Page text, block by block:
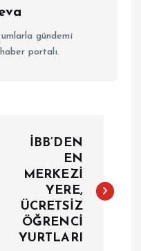
gündemi
portalı.
İBB’DEN
EN
MERKEZİ
YERE,
ÜCRETSİZ
ÖĞRENCİ
YURTLARI